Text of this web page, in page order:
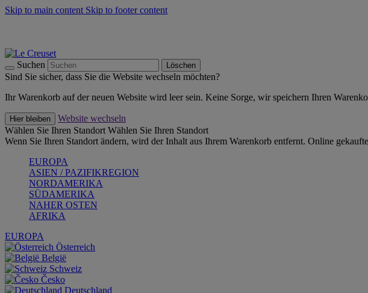
Skip to main content Skip to footer content
Suchen Löschen
Sind Sie sicher, dass Sie die Website wechseln möchten?
Ihr Warenkorb auf der neuen Website wird leer sein. Keine Sorge, wir speichern Ihren
Hier bleiben
Website wechseln
Wählen Sie Ihren Standort Wählen Sie Ihren Standort
Wenn Sie Ihren Standort ändern, wird der Inhalt aus Ihrem Warenkorb entfernt. Online
EUROPA
ASIEN / PAZIFIKREGION
NORDAMERIKA
SÜDAMERIKA
NAHER OSTEN
AFRIKA
EUROPA
Österreich
België
Schweiz
Česko
Deutschland